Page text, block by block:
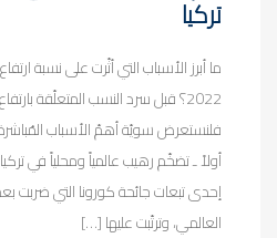
تركيا
ما أبرز الأسباب التي أثّرت على نسبة
2022؟ قبل سرد النسب المتعلّقة
فلنستعرض سويّة أهمّ الأسباب المُباشرة
أولاً ـ تضخّم رهيب عالمياً ومحلياً في
إحدى تبعات جائحة كورونا التي ضربت
العالمي، وترتّبت عليها […]